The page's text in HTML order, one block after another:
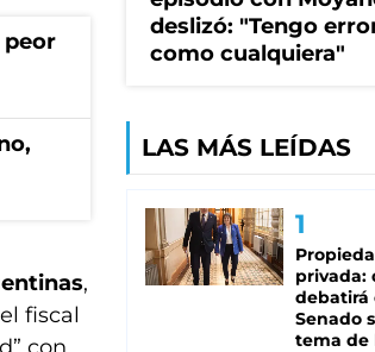
peor
,
fiscal
deslizó: "Tengo
como cualquiera"
LAS MÁS LEÍDAS
privada:
debatirá
Senado
tema de